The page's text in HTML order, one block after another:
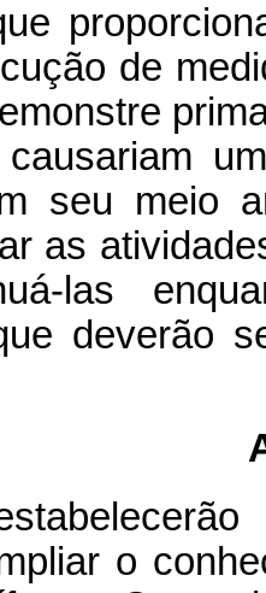
de
seu meio
as
las
deverão
o